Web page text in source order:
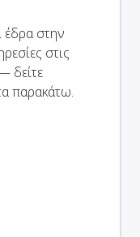
έδρα στην
στις
δείτε
παρακάτω.